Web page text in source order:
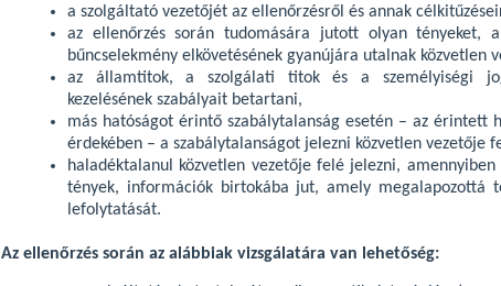
a szolgáltató vezetőjét az ellenőrzésről és annak
az ellenőrzés során tudomására jutott olyan tényeket,
bűncselekmény elkövetésének gyanújára utalnak közvetlen
az államtitok, a szolgálati titok és a személyiségi
kezelésének szabályait betartani,
más hatóságot érintő szabálytalanság esetén – az érintett
érdekében – a szabálytalanságot jelezni közvetlen vezetője
haladéktalanul közvetlen vezetője felé jelezni,
tények, információk birtokába jut, amely megalapozottá
lefolytatását.
Az ellenőrzés során az alábbiak vizsgálatára van lehetőség: